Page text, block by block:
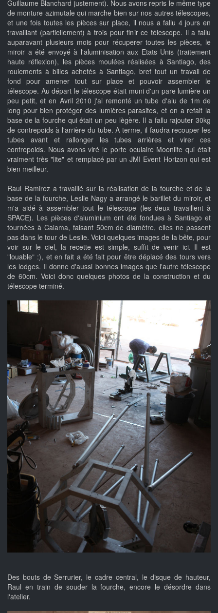
Guillaume Blanchard justement). Nous avons repris le même type
de monture azimutale qui marche bien sur nos autres télescopes,
et une fois toutes les pièces sur place, il nous a fallu 4 jours en
travaillant (partiellement) à trois pour finir ce télescope. Il a fallu
auparavant plusieurs mois pour récuperer toutes les pièces, le
miroir a été envoyé à l'aluminisation aux Etats Unis (traitement
haute réflexion), les pièces moulées réalisées à Santiago, des
roulements à billes achetés à Santiago, bref tout un travail de
fond pour amener tout sur place et pouvoir assembler le
télescope. Au départ le télescope était muni d'un pare lumière un
peu petit, et en Avril 2010 j'ai remonté un tube d'alu de 1m de
long pour bien protéger des lumières parasites, et on a refait la
base de la fourche qui était un peu lègère. Il a fallu rajouter 30kg
de contrepoids à l'arrière du tube. A terme, il faudra recouper les
tubes avant et rallonger les tubes arrières et virer ces
contrepoids. Nous avons viré le porte oculaire Moonlite qui était
vraiment très "lite" et remplacé par un JMI Event Horizon qui est
bien meilleur.
Raul Ramirez a travaillé sur la réalisation de la fourche et de la
base de la fourche, Leslie Nagy a arrangé le barillet du miroir, et
m'a aidé à assembler tout le télescope (les deux travaillent à
SPACE). Les pièces d'aluminium ont été fondues à Santiago et
tournées à Calama, faisant 50cm de diamètre, elles ne passent
pas dans le tour de Leslie. Voici quelques images de la bête, pour
voir sur le ciel, la recette est simple, suffit de venir ici. Il est
"louable" :), et en fait a été fait pour être déplacé des tours vers
les lodges. Il donne d'aussi bonnes images que l'autre télescope
de 60cm. Voici donc quelques photos de la construction et du
télescope terminé.
Des bouts de Serrurier, le cadre central, le disque de hauteur,
Raul en train de souder la fourche, encore le désordre dans
l'atelier.